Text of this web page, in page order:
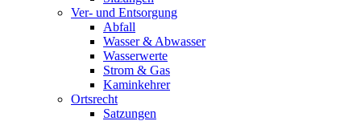
Ver- und Entsorgung
Abfall
Wasser & Abwasser
Wasserwerte
Strom & Gas
Kaminkehrer
Ortsrecht
Satzungen